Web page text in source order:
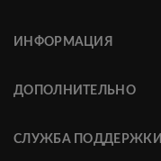
ИНФОРМАЦИЯ
ДОПОЛНИТЕЛЬНО
СЛУЖБА ПОДДЕРЖКИ